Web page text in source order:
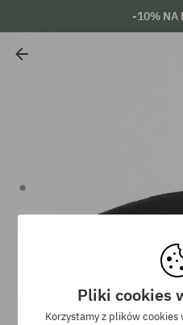
-10% NA
Pliki cookies
Korzystamy z plików cookies